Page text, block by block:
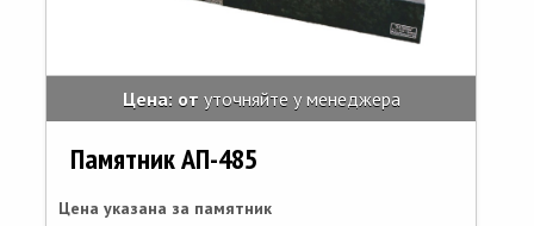
Цена: от уточняйте у менеджера
Памятник АП-485
Цена указана за памятник